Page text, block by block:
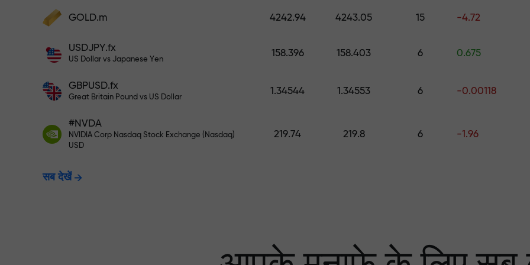
फंड्स डिपॉज़िट करें और अपने डिपॉज़िट से 1,000 गुना
डिपॉज़िट, उतना बड़ा मल्टिप्लायर।
अपने खाते में $333 जमा करें — और $1,500 तक का उपहार चुनें
रिस्क-फ्री ट्रेडिंग — हम आपके लाभ की गारंटी
X1000 तक बोनस — मार्केट में सबसे बड़ा
GOLD.m 4242.94 4243.05 15 -4.72
USDJPY.fx
US Dollar vs Japanese Yen
158.396 158.403 6 0.675
GBPUSD.fx
Great Britain Pound vs US Dollar
1.34544 1.34553 6 -0.00118
#NVDA
NVIDIA Corp Nasdaq Stock Exchange (Nasdaq)
USD
219.74 219.8 6 -1.96
सब देखें